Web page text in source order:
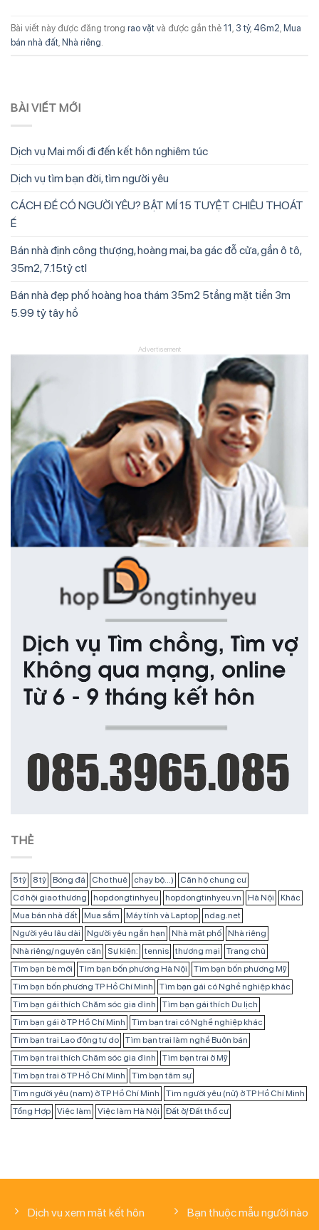
Bài viết này được đăng trong rao vặt và được gắn thẻ 11 3 tỷ, 46m2 Mua
bán nhà đất Nhà riêng
BÀI VIẾT MỚI
Dịch vụ Mai mối đi đến kết hôn nghiêm túc
Dịch vụ tìm bạn đời, tìm người yêu
CÁCH ĐỂ CÓ NGƯỜI YÊU? BẬT MÍ 15 TUYỆT CHIÊU THOÁT
Ế
Bán nhà định công thượng, hoàng mai, ba gác đỗ cửa, gần ô tô,
35m2, 7.15tỷ ctl
Bán nhà đẹp phố hoàng hoa thám 35m2 5tầng mặt tiền 3m
5.99 tỷ tây hồ
Advertisement
THẺ
5 tỷ 8 tỷ Bóng đá Cho thuê chạy bộ...)
Căn hộ chung cư
Cơ hội giao thương
hopdongtinhyeu hopdongtinhyeu.vn Hà Nội
Khác
Mua bán nhà đất
Mua sắm Máy tính và Laptop
ndag.net
Người yêu lâu dài
Người yêu ngắn hạn Nhà mặt phố
Nhà riêng
Nhà riêng/ nguyên căn
Sự kiện: tennis thương mại
Trang chủ
Tìm bạn bè mới
Tìm bạn bốn phương Hà Nội
Tìm bạn bốn phương Mỹ
Tìm bạn bốn phương TP Hồ Chí Minh
Tìm bạn gái có Nghề nghiệp khác
Tìm bạn gái thích Chăm sóc gia đình
Tìm bạn gái thích Du lịch
Tìm bạn gái ở TP Hồ Chí Minh
Tìm bạn trai có Nghề nghiệp khác
Tìm bạn trai Lao động tự do
Tìm bạn trai làm nghề Buôn bán
Tìm bạn trai thích Chăm sóc gia đình
Tìm bạn trai ở Mỹ
Tìm bạn trai ở TP Hồ Chí Minh
Tìm bạn tâm sự
Tìm người yêu (nam) ở TP Hồ Chí Minh
Tìm người yêu (nữ) ở TP Hồ Chí Minh
Tổng Hợp
Việc làm Việc làm Hà Nội Đất ở/ Đất thổ cư
Dịch vụ xem mặt kết hôn Bạn thuộc mẫu người nào